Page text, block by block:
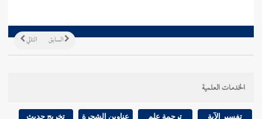
التالي السابق
الخدمات العلمية
تفسير الآية ترجمة علم عناوين الشجرة تخريج حديث